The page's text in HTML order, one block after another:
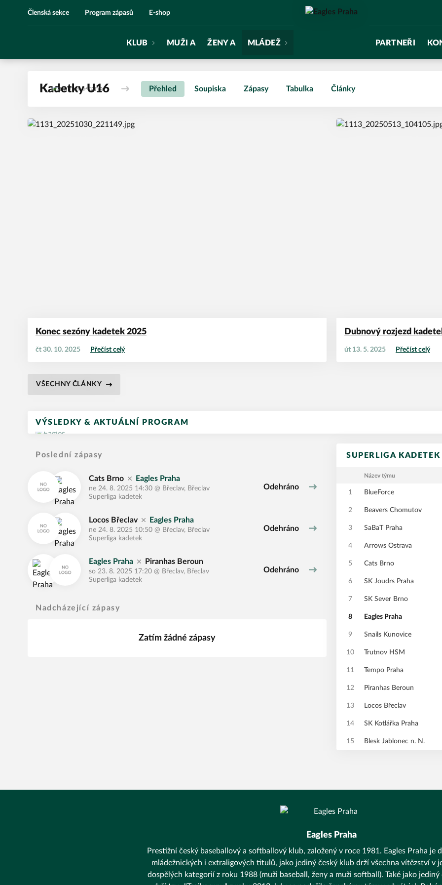
Členská sekce Program zápasů E-shop
KLUB MUŽI A ŽENY A MLÁDEŽ PARTNEŘI
Kadetky U16 Přehled Soupiska Zápasy Tabulka Články
čt 30. 10. 2025 Přečíst celý
Konec sezóny kadetek 2025
út 13. 5. 2025 Přečíst celý
Dubnový rozjezd
VŠECHNY ČLÁNKY
VÝSLEDKY & AKTUÁLNÍ PROGRAM
Poslední zápasy
Cats Brno Eagles Praha
ne 24. 8. 2025 14:30 @ Břeclav, Břeclav
Superliga kadetek
Odehráno
Locos Břeclav Eagles Praha
ne 24. 8. 2025 10:50 @ Břeclav, Břeclav
Superliga kadetek
Odehráno
Eagles Praha Piranhas Beroun
so 23. 8. 2025 17:20 @ Břeclav, Břeclav
Superliga kadetek
Odehráno
Nadcházející zápasy
Zatím žádné zápasy
SUPERLIGA KADETEK
Název týmu
1 BlueForce
2 Beavers Chomutov
3 SaBaT Praha
4 Arrows Ostrava
5 Cats Brno
6 SK Joudrs Praha
7 SK Sever Brno
8 Eagles Praha
9 Snails Kunovice
10 Trutnov HSM
11 Tempo Praha
12 Piranhas Beroun
13 Locos Břeclav
14 SK Kotlářka Praha
15 Blesk Jablonec n. N.
Eagles Praha
Prestižní český baseballový a softballový klub, založený v roce 1981. Eagles Praha je
mládežnických i extraligových titulů, jako jediný český klub drží všechna vítězství v
dospělých kategorií z roku 1988 (muži baseball, ženy a muži softball). Také jako